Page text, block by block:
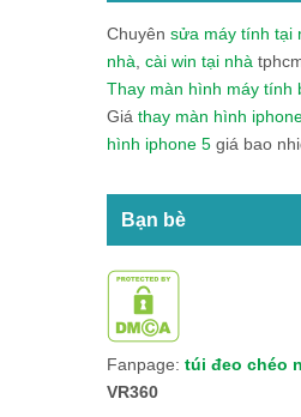
Chuyên sửa máy tính tại
nhà cài win tại nhà
Thay màn hình máy tính
Giá thay màn hình
hình iphone 5 giá bao
Bạn bè
Fanpage: túi đeo chéo
VR360